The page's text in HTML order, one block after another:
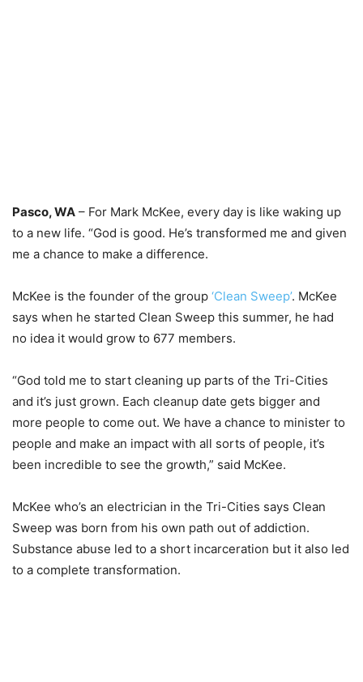
Pasco, WA – For Mark McKee, every day is like waking up
to a new life. “God is good. He’s transformed me and given
me a chance to make a difference.
McKee is the founder of the group ‘Clean Sweep’. McKee
says when he started Clean Sweep this summer, he had
no idea it would grow to 677 members.
“God told me to start cleaning up parts of the Tri-Cities
and it’s just grown. Each cleanup date gets bigger and
more people to come out. We have a chance to minister to
people and make an impact with all sorts of people, it’s
been incredible to see the growth,” said McKee.
McKee who’s an electrician in the Tri-Cities says Clean
Sweep was born from his own path out of addiction.
Substance abuse led to a short incarceration but it also led
to a complete transformation.